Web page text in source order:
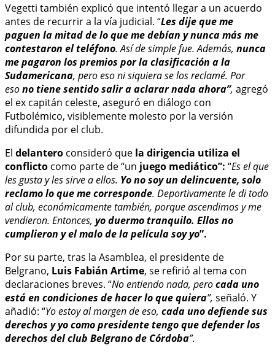
Vegetti también explicó que intentó llegar a un acuerdo
antes de recurrir a la vía judicial. “Les dije que me
paguen la mitad de lo que me debían y nunca más me
contestaron el teléfono. Así de simple fue. Además, nunca
me pagaron los premios por la clasificación a la
Sudamericana, pero eso ni siquiera se los reclamé. Por
esono tiene sentido salir a aclarar nada ahora”, agregó
el ex capitán celeste, aseguró en diálogo con
Futbolémico, visiblemente molesto por la versión
difundida por el club.
El delantero consideró que la dirigencia utiliza el
conflicto como parte de “un juego mediático”: “Es el que
les gusta y les sirve a ellos. Yo no soy un delincuente, solo
reclamo lo que me corresponde. Deportivamente le di todo
al club, económicamente también, porque ascendimos y me
vendieron. Entonces, yo duermo tranquilo. Ellos no
cumplieron y el malo de la película soy yo”.
Por su parte, tras la Asamblea, el presidente de
Belgrano, Luis Fabián Artime, se refirió al tema con
declaraciones breves. “No entiendo nada, perocada uno
está en condiciones de hacer lo que quiera”, señaló. Y
añadió: “Yo estoy al margen de eso, cada uno defiende sus
derechos y yo como presidente tengo que defender los
derechos del club Belgrano de Córdoba”.